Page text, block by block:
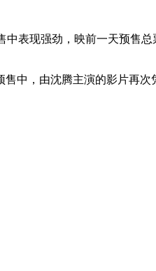
表现强劲，映前一天预售
售中，由沈腾主演的影片再次